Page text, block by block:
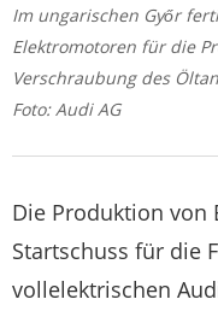
Im ungarischen Győr
Elektromotoren für die
Verschraubung des
Foto: Audi AG
Die Produktion von
Startschuss für die
vollelektrischen